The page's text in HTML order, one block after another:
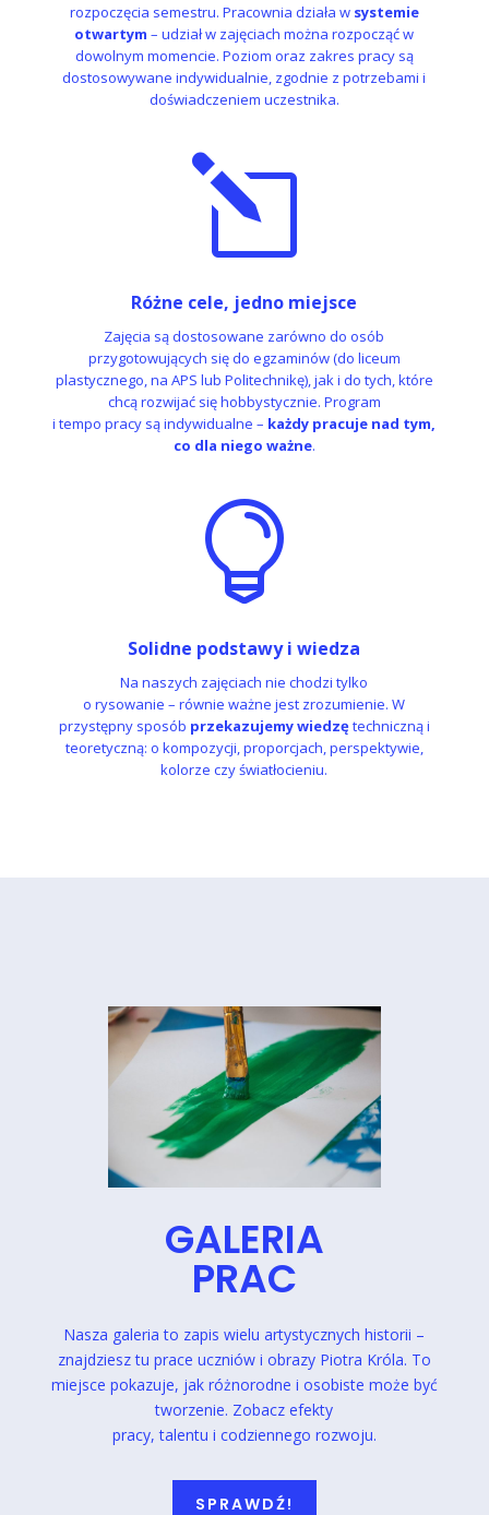
rozpoczęcia semestru. Pracownia działa w systemie
otwartym – udział w zajęciach można rozpocząć w
dowolnym momencie. Poziom oraz zakres pracy są
dostosowywane indywidualnie, zgodnie z potrzebami i
doświadczeniem uczestnika.
l
Różne cele, jedno miejsce
Zajęcia są dostosowane zarówno do osób
przygotowujących się do egzaminów (do liceum
plastycznego, na APS lub Politechnikę), jak i do tych, które
chcą rozwijać się hobbystycznie. Program
i tempo pracy są indywidualne – każdy pracuje nad tym,
co dla niego ważne.

Solidne podstawy i wiedza
Na naszych zajęciach nie chodzi tylko
o rysowanie – równie ważne jest zrozumienie. W
przystępny sposób przekazujemy wiedzętechniczną i
teoretyczną: o kompozycji, proporcjach, perspektywie,
kolorze czy światłocieniu.
GALERIA
PRAC
Nasza galeria to zapis wielu artystycznych historii –
znajdziesz tu prace uczniów i obrazy Piotra Króla. To
miejsce pokazuje, jak różnorodne i osobiste może być
tworzenie. Zobacz efekty
pracy, talentu i codziennego rozwoju.
SPRAWDŹ!